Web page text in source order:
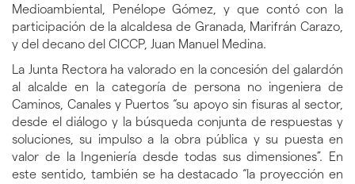
Medioambiental, Penélope Gómez, y que contó con la
participación de la alcaldesa de Granada, Marifrán Carazo,
y del decano del CICCP, Juan Manuel Medina.
La Junta Rectora ha valorado en la concesión del galardón
al alcalde en la categoría de persona no ingeniera de
Caminos, Canales y Puertos “su apoyo sin fisuras al sector,
desde el diálogo y la búsqueda conjunta de respuestas y
soluciones, su impulso a la obra pública y su puesta en
valor de la Ingeniería desde todas sus dimensiones”. En
este sentido, también se ha destacado “la proyección en